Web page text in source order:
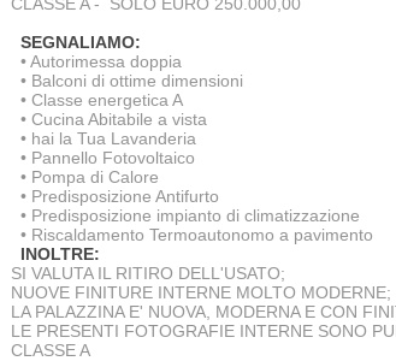
SEGNALIAMO:
• Autorimessa doppia
• Balconi di ottime dimensioni
• Classe energetica A
• Cucina Abitabile a vista
• hai la Tua Lavanderia
• Pannello Fotovoltaico
• Pompa di Calore
• Predisposizione Antifurto
• Predisposizione impianto di climatizzazione
• Riscaldamento Termoautonomo a pavimento
INOLTRE:
SI VALUTA IL RITIRO DELL'USATO;
NUOVE FINITURE INTERNE MOLTO MODERNE;
LA PALAZZINA E' NUOVA, MODERNA E CON
LE PRESENTI FOTOGRAFIE INTERNE SONO
CLASSE A